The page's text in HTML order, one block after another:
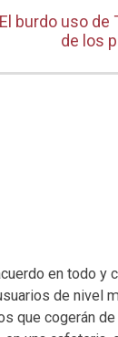
El burdo uso de
de los
en todo y
de nivel
que cogerán